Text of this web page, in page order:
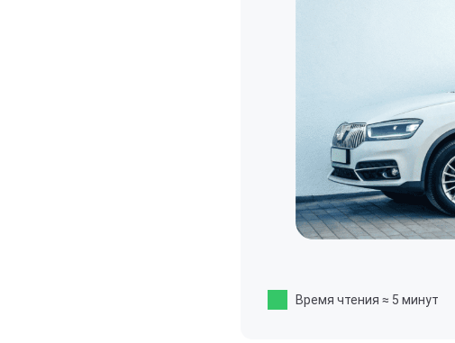
Время чтения ≈ 5 минут